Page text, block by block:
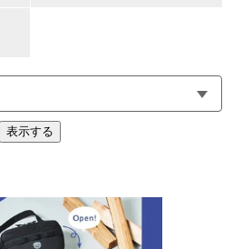
表示する